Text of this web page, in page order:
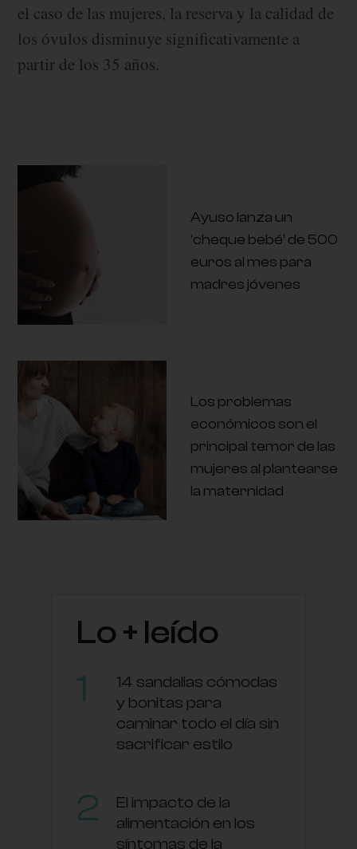
el caso de las mujeres, la reserva y la calidad de
los óvulos disminuye significativamente a
partir de los 35 años.
Ayuso lanza un
‘cheque bebé’ de 500
euros al mes para
madres jóvenes
Los problemas
económicos son el
principal temor de las
mujeres al plantearse
la maternidad
Lo + leído
14 sandalias cómodas
y bonitas para
caminar todo el día sin
sacrificar estilo
El impacto de la
alimentación en los
síntomas de la